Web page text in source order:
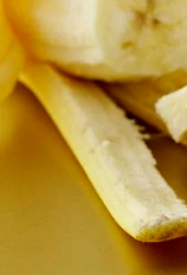
ŞEY